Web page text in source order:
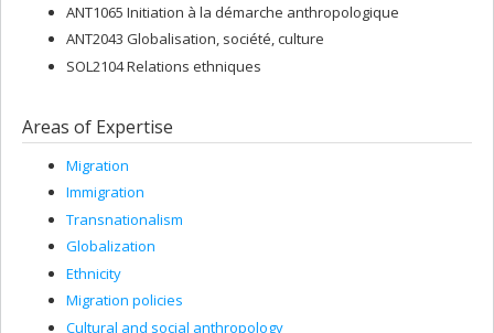
ANT1065 Initiation à la démarche anthropologique
ANT2043 Globalisation, société, culture
SOL2104 Relations ethniques
Areas of Expertise
Migration
Immigration
Transnationalism
Globalization
Ethnicity
Migration policies
Cultural and social anthropology